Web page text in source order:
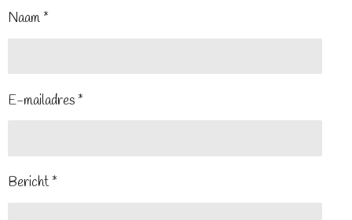
Naam *
E-mailadres *
Bericht *